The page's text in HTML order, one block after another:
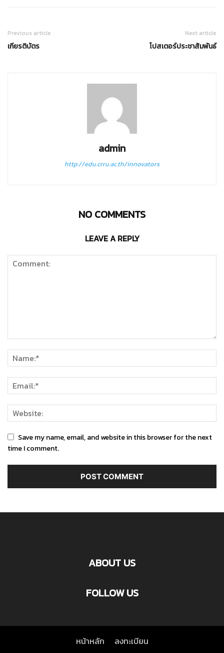
Previous article
เกียรติบัตร
Next article
โปสเตอร์ประชาสัมพันธ์
admin
http://edu.crru.ac.th/innovators
NO COMMENTS
LEAVE A REPLY
Save my name, email, and website in this browser for the next
time I comment.
ABOUT US
FOLLOW US
หน้าหลัก ลงทะเบียน